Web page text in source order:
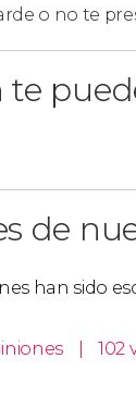
o no te
de
han sido
102